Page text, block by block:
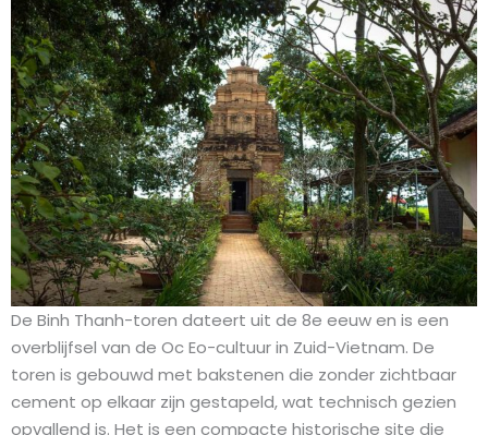
De Binh Thanh-toren dateert uit de 8e eeuw en is een
overblijfsel van de Oc Eo-cultuur in Zuid-Vietnam. De
toren is gebouwd met bakstenen die zonder zichtbaar
cement op elkaar zijn gestapeld, wat technisch gezien
opvallend is. Het is een compacte historische site die